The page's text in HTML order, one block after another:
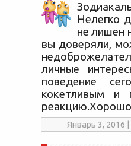
Нелегко
не лишен
вы доверяли,
личные
поведение
кокетливым и
Январь 3, 2016